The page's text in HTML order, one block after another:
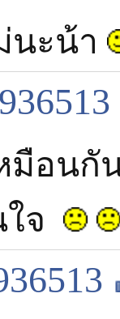
นะน้า
มือนกั
จ